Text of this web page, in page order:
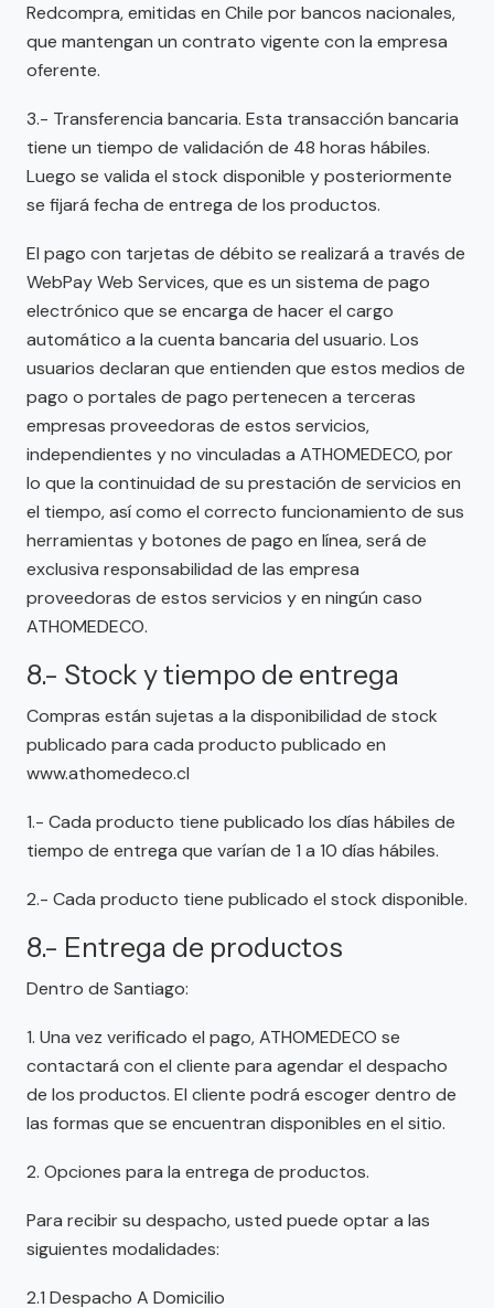
Redcompra, emitidas en Chile por bancos nacionales,
que mantengan un contrato vigente con la empresa
oferente.
3.- Transferencia bancaria. Esta transacción bancaria
tiene un tiempo de validación de 48 horas hábiles.
Luego se valida el stock disponible y posteriormente
se fijará fecha de entrega de los productos.
El pago con tarjetas de débito se realizará a través de
WebPay Web Services, que es un sistema de pago
electrónico que se encarga de hacer el cargo
automático a la cuenta bancaria del usuario. Los
usuarios declaran que entienden que estos medios de
pago o portales de pago pertenecen a terceras
empresas proveedoras de estos servicios,
independientes y no vinculadas a ATHOMEDECO, por
lo que la continuidad de su prestación de servicios en
el tiempo, así como el correcto funcionamiento de sus
herramientas y botones de pago en línea, será de
exclusiva responsabilidad de las empresa
proveedoras de estos servicios y en ningún caso
ATHOMEDECO.
8.- Stock y tiempo de entrega
Compras están sujetas a la disponibilidad de stock
publicado para cada producto publicado en
www.athomedeco.cl
1.- Cada producto tiene publicado los días hábiles de
tiempo de entrega que varían de 1 a 10 días hábiles.
2.- Cada producto tiene publicado el stock disponible.
8.- Entrega de productos
Dentro de Santiago:
1. Una vez verificado el pago, ATHOMEDECO se
contactará con el cliente para agendar el despacho
de los productos. El cliente podrá escoger dentro de
las formas que se encuentran disponibles en el sitio.
2. Opciones para la entrega de productos.
Para recibir su despacho, usted puede optar a las
siguientes modalidades:
2.1 Despacho A Domicilio